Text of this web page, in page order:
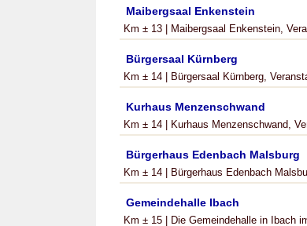
Maibergsaal Enkenstein
Km ± 13 | Maibergsaal Enkenstein,
Bürgersaal Kürnberg
Km ± 14 | Bürgersaal Kürnberg,
Kurhaus Menzenschwand
Km ± 14 | Kurhaus Menzenschwand,
Bürgerhaus Edenbach Malsburg
Km ± 14 | Bürgerhaus Edenbach
Gemeindehalle Ibach
Km ± 15 | Die Gemeindehalle in Ibach